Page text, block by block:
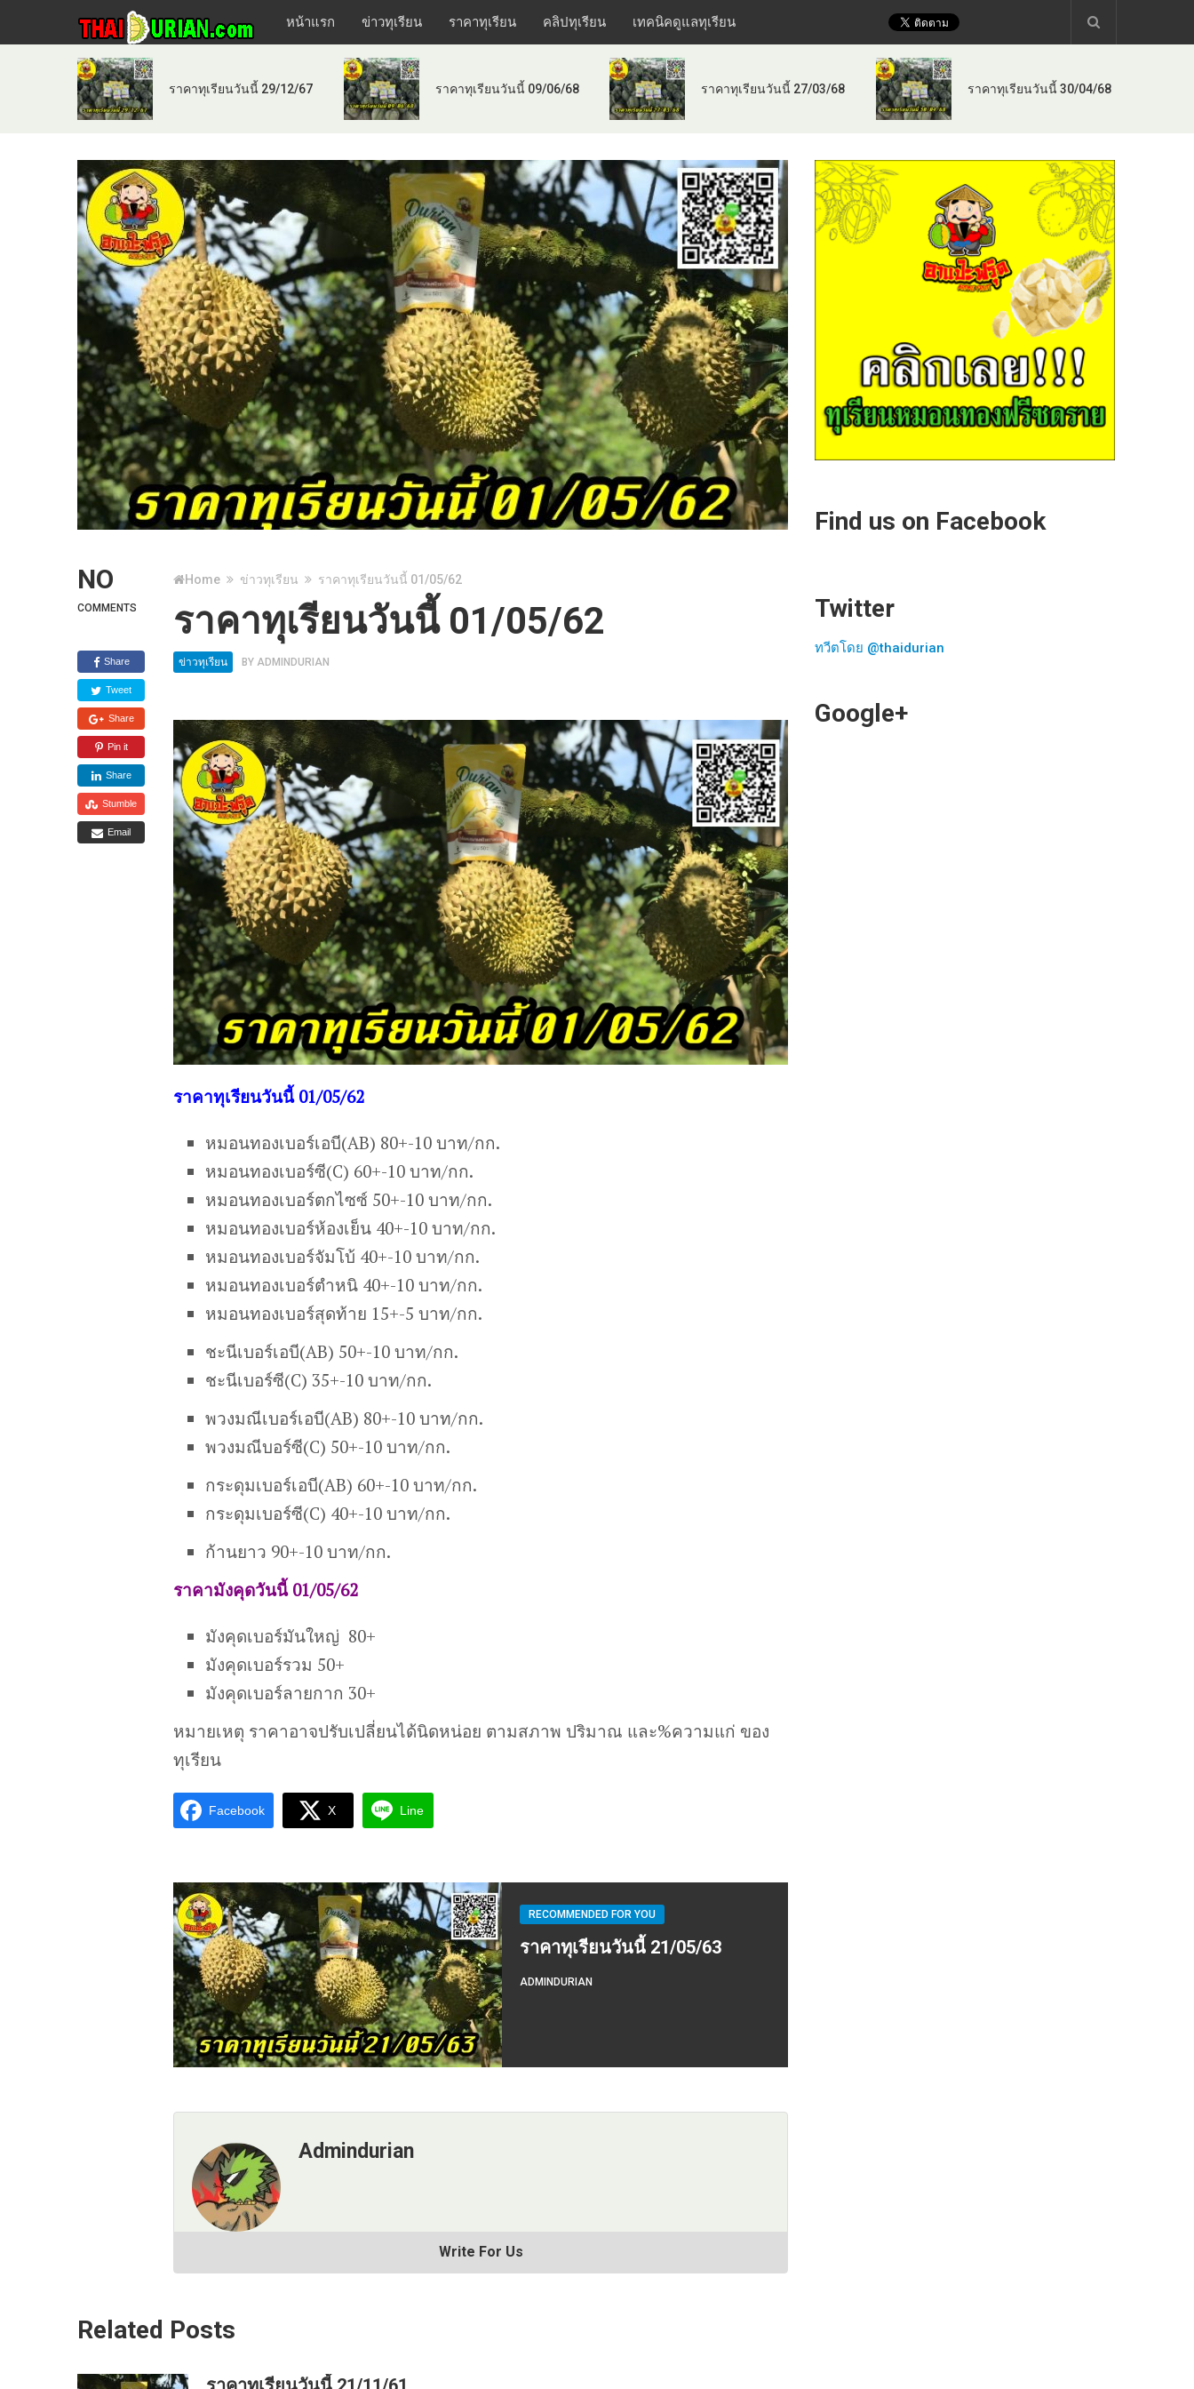
หน้าแรก ข่าวทุเรียน ราคาทุเรียน คลิปทุเรียน เทคนิคดูแลทุเรียน
ราคาทุเรียนวันนี้ 29/12/67 ราคาทุเรียนวันนี้ 09/06/68 ราคาทุเรียนวันนี้ 27/03/68 ราคาทุเรียนวันนี้ 30/04/68
NO
COMMENTS
Share
Tweet
Share
Pin it
Share
Stumble
Email
Home ข่าวทุเรียน ราคาทุเรียนวันนี้ 01/05/62
ราคาทุเรียนวันนี้ 01/05/62
ข่าวทุเรียน BY ADMINDURIAN
ราคาทุเรียนวันนี้ 01/05/62
หมอนทองเบอร์เอบี(AB) 80+-10 บาท/กก.
หมอนทองเบอร์ซี(C) 60+-10 บาท/กก.
หมอนทองเบอร์ตกไซซ์ 50+-10 บาท/กก.
หมอนทองเบอร์ห้องเย็น 40+-10 บาท/กก.
หมอนทองเบอร์จัมโบ้ 40+-10 บาท/กก.
หมอนทองเบอร์ตำหนิ 40+-10 บาท/กก.
หมอนทองเบอร์สุดท้าย 15+-5 บาท/กก.
ชะนีเบอร์เอบี(AB) 50+-10 บาท/กก.
ชะนีเบอร์ซี(C) 35+-10 บาท/กก.
พวงมณีเบอร์เอบี(AB) 80+-10 บาท/กก.
พวงมณีบอร์ซี(C) 50+-10 บาท/กก.
กระดุมเบอร์เอบี(AB) 60+-10 บาท/กก.
กระดุมเบอร์ซี(C) 40+-10 บาท/กก.
ก้านยาว 90+-10 บาท/กก.
ราคามังคุดวันนี้ 01/05/62
มังคุดเบอร์มันใหญ่ 80+
มังคุดเบอร์รวม 50+
มังคุดเบอร์ลายกาก 30+
หมายเหตุ ราคาอาจปรับเปลี่ยนได้นิดหน่อย ตามสภาพ ปริมาณ และ%ความแก่ ของ
ทุเรียน
Facebook X Line
RECOMMENDED FOR YOU
ราคาทุเรียนวันนี้ 21/05/63
ADMINDURIAN
Admindurian
Write For Us
Related Posts
Find us on Facebook
Twitter
ทวีตโดย @thaidurian
Google+